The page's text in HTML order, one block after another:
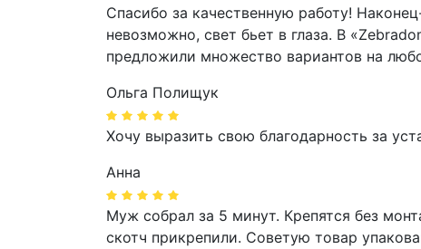
Спасибо за качественную работу!
невозможно, свет бьет в глаза. В
предложили множество вариантов на
Ольга Полищук
Хочу выразить свою благодарность за
Анна
Муж собрал за 5 минут. Крепятся без
скотч прикрепили. Советую товар